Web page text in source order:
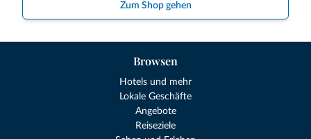
Zum Shop gehen
Browsen
Hotels und mehr
Lokale Geschäfte
Angebote
Reiseziele